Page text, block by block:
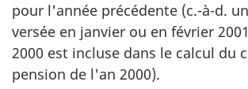
pour l'année précédente (c.-à-d.
versée en janvier ou en février
2000 est incluse dans le calcul du
pension de l'an 2000).